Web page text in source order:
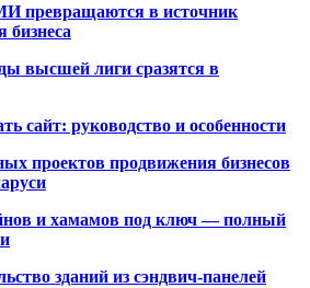
превращаются в источник
бизнеса
высшей лиги сразятся в
сайт: руководство и особенности
проектов продвижения бизнесов
и хамамов под ключ — полный
зданий из сэндвич-панелей